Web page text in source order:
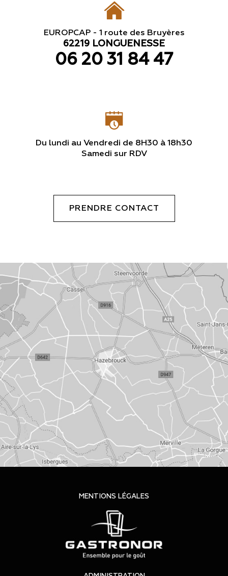
EUROPCAP - 1 route des Bruyères
62219 LONGUENESSE
06 20 31 84 47
Du lundi au Vendredi de 8H30 à 18h30
Samedi sur RDV
PRENDRE CONTACT
MENTIONS LÉGALES